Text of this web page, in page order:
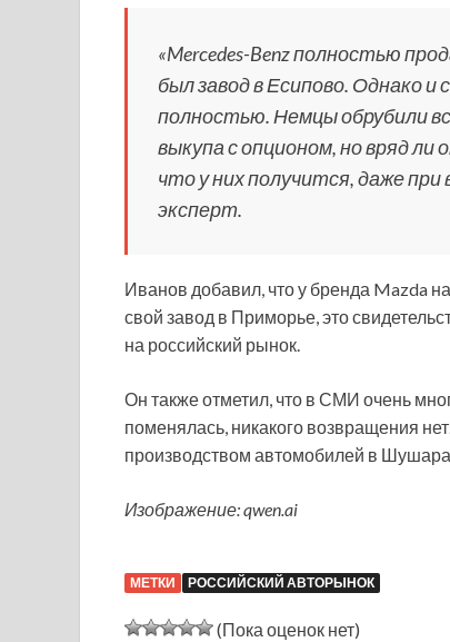
«Mercedes-Benz полностью
был завод в Есипово. Однако
полностью. Немцы обрубили
выкупа с опционом, но вряд
что у них получится, даже при
эксперт.
Иванов добавил, что у бренда Mazda
свой завод в Приморье, это
на российский рынок.
Он также отметил, что в СМИ очень
поменялась, никакого возвращения
производством автомобилей в
Изображение: qwen.ai
МЕТКИ РОССИЙСКИЙ АВТОРЫНОК
(Пока оценок нет)